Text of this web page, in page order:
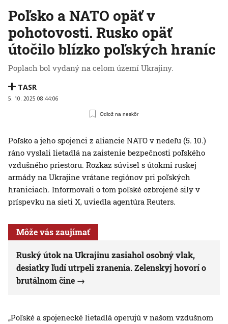
Poľsko a NATO opäť v
pohotovosti. Rusko opäť
útočilo blízko poľských hraníc
Poplach bol vydaný na celom území Ukrajiny.
TASR
5. 10. 2025 08:44:06
Odlož na neskôr
Poľsko a jeho spojenci z aliancie NATO v nedeľu (5. 10.)
ráno vyslali lietadlá na zaistenie bezpečnosti poľského
vzdušného priestoru. Rozkaz súvisel s útokmi ruskej
armády na Ukrajine vrátane regiónov pri poľských
hraniciach. Informovali o tom poľské ozbrojené sily v
príspevku na sieti X, uviedla agentúra Reuters.
Môže vás zaujímať
Ruský útok na Ukrajinu zasiahol osobný vlak,
desiatky ľudí utrpeli zranenia. Zelenskyj hovorí o
brutálnom čine
„Poľské a spojenecké lietadlá operujú v našom vzdušnom